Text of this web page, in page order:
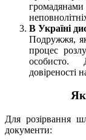
В Україні
Подружжя,
процес
особисто.
довіреності
Для розірвання
документи: